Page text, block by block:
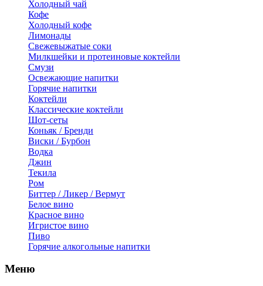
Холодный чай
Кофе
Холодный кофе
Лимонады
Свежевыжатые соки
Милкшейки и протеиновые коктейли
Смузи
Освежающие напитки
Горячие напитки
Коктейли
Классические коктейли
Шот-сеты
Коньяк / Бренди
Виски / Бурбон
Водка
Джин
Текила
Ром
Биттер / Ликер / Вермут
Белое вино
Красное вино
Игристое вино
Пиво
Горячие алкогольные напитки
Меню